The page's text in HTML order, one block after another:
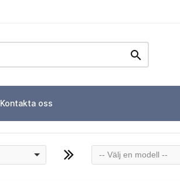

Kontakta oss
-- Välj en modell --